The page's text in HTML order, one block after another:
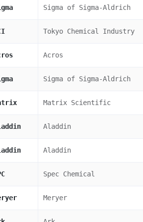
Sigma of Sigma-Aldrich
Tokyo Chemical Industry
Acros
Sigma of Sigma-Aldrich
Matrix Scientific
Aladdin
Aladdin
Spec Chemical
Meryer